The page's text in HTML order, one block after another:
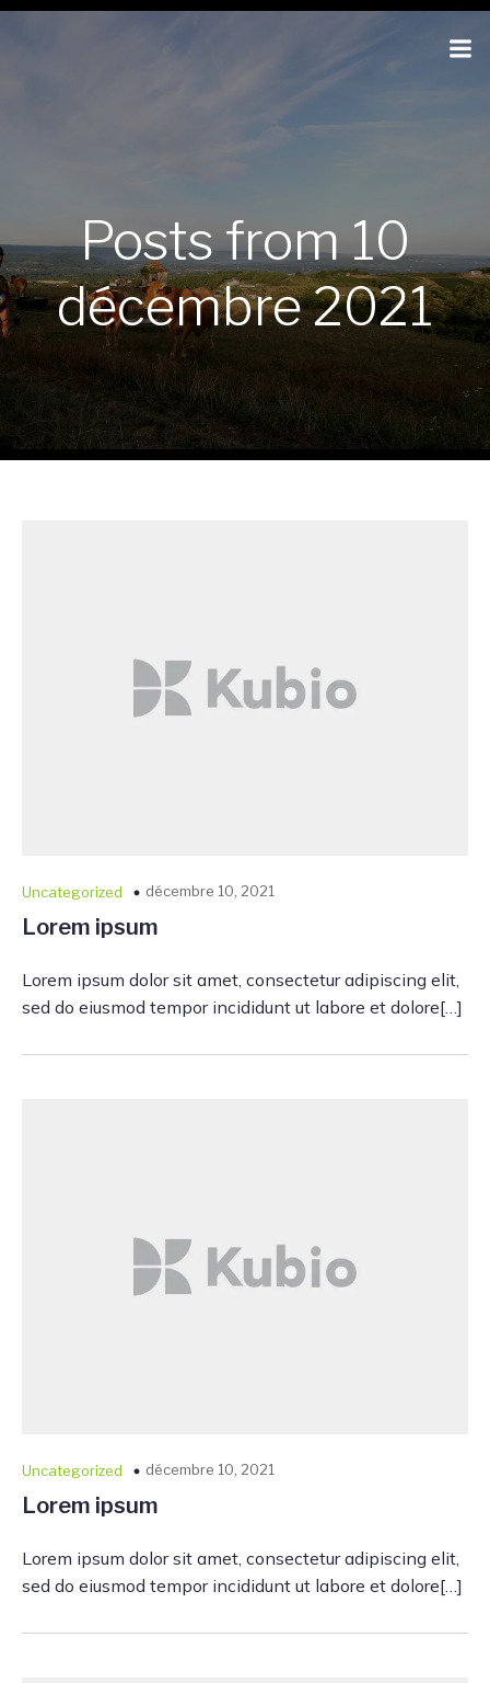
Posts from 10
décembre 2021
Uncategorized décembre 10, 2021
Lorem ipsum
Lorem ipsum dolor sit amet, consectetur adipiscing elit,
sed do eiusmod tempor incididunt ut labore et dolore[…]
Uncategorized décembre 10, 2021
Lorem ipsum
Lorem ipsum dolor sit amet, consectetur adipiscing elit,
sed do eiusmod tempor incididunt ut labore et dolore[…]